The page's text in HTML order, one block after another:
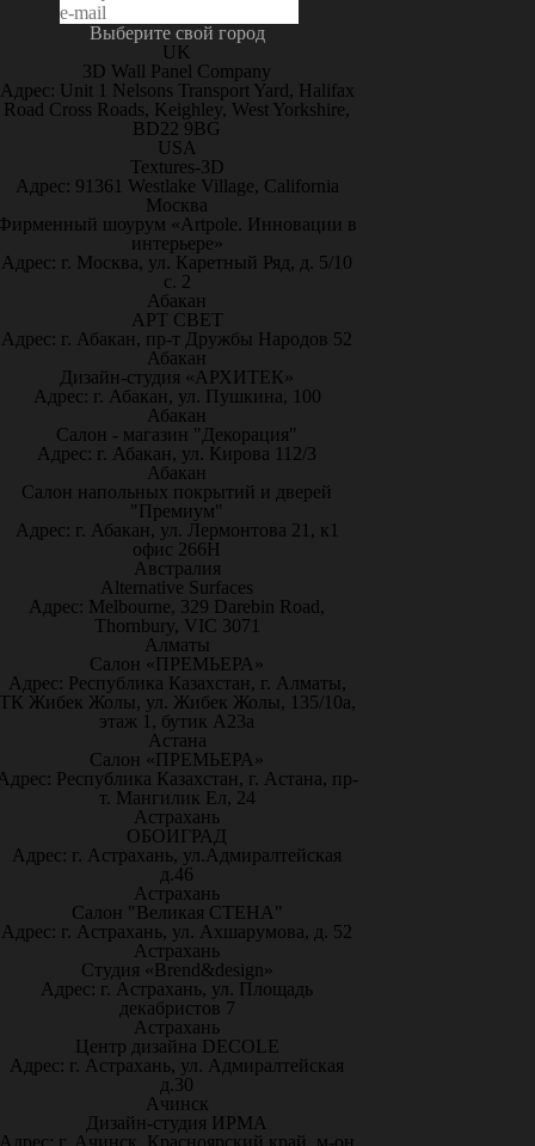
Выберите свой город
UK
3D Wall Panel Company
Адрес: Unit 1 Nelsons Transport Yard, Halifax
Road Cross Roads, Keighley, West Yorkshire,
BD22 9BG
USA
Textures-3D
Адрес: 91361 Westlake Village, California
Москва
шоурум «Artpole. Инновации в
интерьере»
Адрес: г. Москва, ул. Каретный Ряд, д. 5/10
с. 2
Абакан
АРТ СВЕТ
Адрес: г. Абакан, пр-т Дружбы Народов 52
Абакан
Дизайн-студия «АРХИТЕК»
Адрес: г. Абакан, ул. Пушкина, 100
Абакан
Салон - магазин "Декорация"
Адрес: г. Абакан, ул. Кирова 112/3
Абакан
Салон напольных покрытий и дверей
"Премиум"
Адрес: г. Абакан, ул. Лермонтова 21, к1
офис 266Н
Австралия
Alternative Surfaces
Адрес: Melbourne, 329 Darebin Road,
Thornbury, VIC 3071
Алматы
Салон «ПРЕМЬЕРА»
Адрес: Республика Казахстан, г. Алматы,
Жибек Жолы, ул. Жибек Жолы, 135/10а,
этаж 1, бутик А23а
Астана
Салон «ПРЕМЬЕРА»
Республика Казахстан, г. Астана, пр-
т. Мангилик Ел, 24
Астрахань
ОБОИГРАД
Адрес: г. Астрахань, ул.Адмиралтейская
д.46
Астрахань
Салон "Великая СТЕНА"
Адрес: г. Астрахань, ул. Ахшарумова, д. 52
Астрахань
Студия «Brend&design»
Адрес: г. Астрахань, ул. Площадь
декабристов 7
Астрахань
Центр дизайна DECOLE
Адрес: г. Астрахань, ул. Адмиралтейская
д.30
Ачинск
Дизайн-студия ИРМА
Адрес: г. Ачинск, Красноярский край, м-он